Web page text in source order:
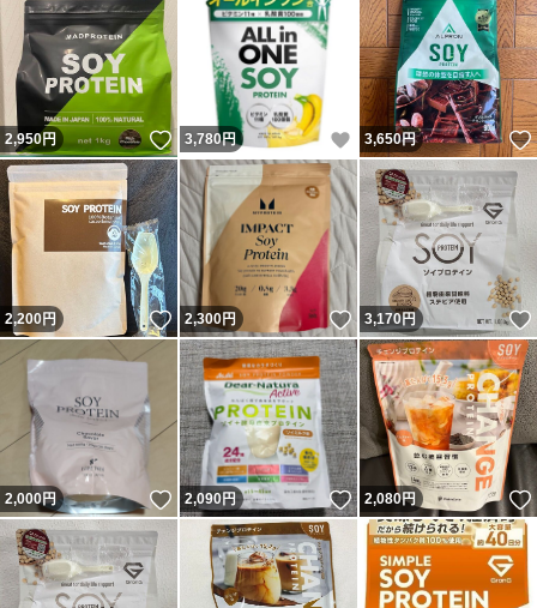
2,950円 いいね！
3,780円 いいね！
3,650円
2,200円 いいね！
2,300円 いいね！
3,170円
2,000円 いいね！
2,090円 いいね！
2,080円